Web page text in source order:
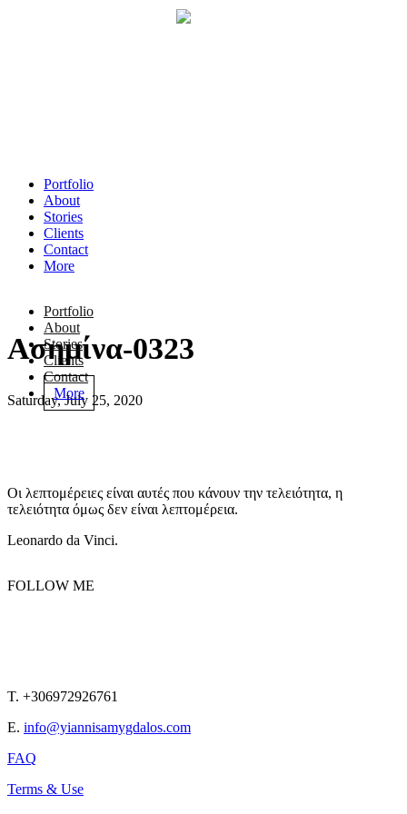
Portfolio
About
Stories
Clients
Contact
More
Portfolio
About
Stories
Clients
Contact
More
Ασημίνα-0323
Saturday, July 25, 2020
Οι λεπτομέρειες είναι αυτές που κάνουν την τελειότητα, η
τελειότητα όμως δεν είναι λεπτομέρεια.
Leonardo da Vinci.
FOLLOW ME
T. +306972926761
E. info@yiannisamygdalos.com
FAQ
Terms & Use